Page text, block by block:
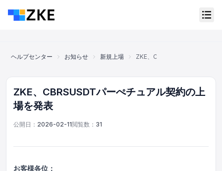
ヘルプセンター お知らせ 新規上場 ZKE、CBRSUSDTパーぺチュ
ZKE、CBRSUSDTパーぺチュアル契約の上
場を発表
公開日： 2026-02-11閲覧数： 31
お客様各位：